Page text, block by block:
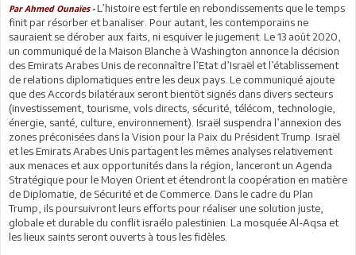
Par Ahmed Ounaïes -L’histoire est fertile en rebondissements que le temps
finit par résorber et banaliser. Pour autant, les contemporains ne
sauraient se dérober aux faits, ni esquiver le jugement. Le 13 août 2020,
un communiqué de la Maison Blanche à Washington annonce la décision
des Emirats Arabes Unis de reconnaître l’Etat d’Israël et l’établissement
de relations diplomatiques entre les deux pays. Le communiqué ajoute
que des Accords bilatéraux seront bientôt signés dans divers secteurs
(investissement, tourisme, vols directs, sécurité, télécom, technologie,
énergie, santé, culture, environnement). Israël suspendra l’annexion des
zones préconisées dans la Vision pour la Paix du Président Trump. Israël
et les Emirats Arabes Unis partagent les mêmes analyses relativement
aux menaces et aux opportunités dans la région, lanceront un Agenda
Stratégique pour le Moyen Orient et étendront la coopération en matière
de Diplomatie, de Sécurité et de Commerce. Dans le cadre du Plan
Trump, ils poursuivront leurs efforts pour réaliser une solution juste,
globale et durable du conflit israélo palestinien. La mosquée Al-Aqsa et
les lieux saints seront ouverts à tous les fidèles.